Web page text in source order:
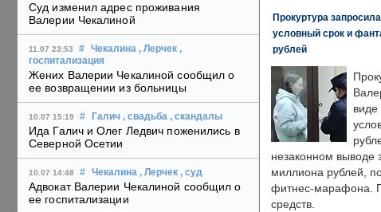
Суд изменил адрес проживания
Валерии Чекалиной
11.07 23:53 # Чекалина , Лерчек ,
госпитализация
Жених Валерии Чекалиной сообщил о
ее возвращении из больницы
10.07 15:19 # Галич , свадьба , скандалы
Ида Галич и Олег Ледвич поженились в
Северной Осетии
10.07 14:48 # Чекалина , Лерчек , суд
Адвокат Валерии Чекалиной сообщил о
ее госпитализации
Прокуртура
условный срок и
рублей
незаконном выводе
миллиона рублей,
фитнес-марафона.
средств.